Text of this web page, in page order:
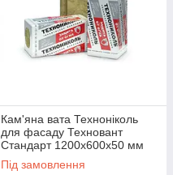
Кам'яна вата Техноніколь
для фасаду Техновант
Стандарт 1200х600х50 мм
Під замовлення